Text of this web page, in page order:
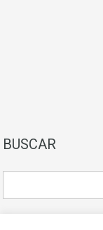
BUSCAR